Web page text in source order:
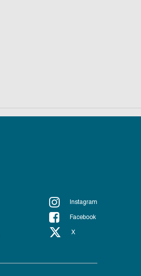
Instagram
Facebook
X